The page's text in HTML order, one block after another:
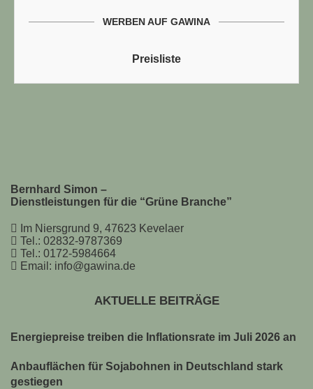
WERBEN AUF GAWINA
Preisliste
Bernhard Simon –
Dienstleistungen für die “Grüne Branche”
Im Niersgrund 9, 47623 Kevelaer
Tel.: 02832-9787369
Tel.: 0172-5984664
Email: info@gawina.de
AKTUELLE BEITRÄGE
Energiepreise treiben die Inflationsrate im Juli 2026 an
Anbauflächen für Sojabohnen in Deutschland stark
gestiegen